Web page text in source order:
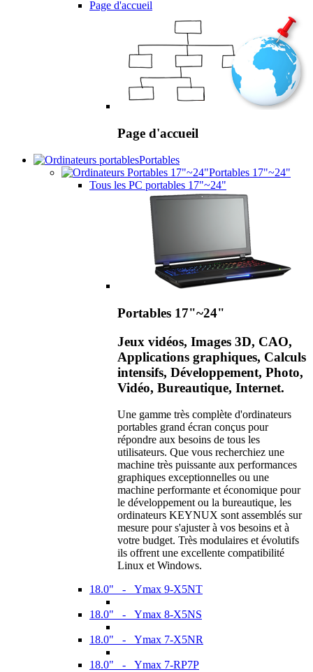
Page d'accueil
Page d'accueil
Portables
Portables 17"~24"
Tous les PC portables 17"~24"
Portables 17"~24"
Jeux vidéos, Images 3D, CAO,
Applications graphiques, Calculs
intensifs, Développement, Photo,
Vidéo, Bureautique, Internet.
Une gamme très complète d'ordinateurs
portables grand écran conçus pour
répondre aux besoins de tous les
utilisateurs. Que vous recherchiez une
machine très puissante aux performances
graphiques exceptionnelles ou une
machine performante et économique pour
le développement ou la bureautique, les
ordinateurs KEYNUX sont assemblés sur
mesure pour s'ajuster à vos besoins et à
votre budget. Très modulaires et évolutifs
ils offrent une excellente compatibilité
Linux et Windows.
18.0" - Ymax 9-X5NT
18.0" - Ymax 8-X5NS
18.0" - Ymax 7-X5NR
18.0" - Ymax 7-RP7P